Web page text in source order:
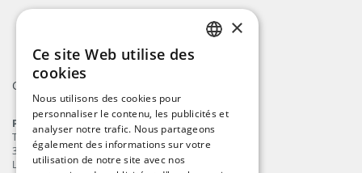
Contact
ProFlags B.V.
Tilbury 8
3897 AC,Zeewolde
Les Pays-Bas
GERMAN
FRENCH
×
Ce site Web utilise des
cookies
Nous utilisons des cookies pour
personnaliser le contenu, les publicités et
analyser notre trafic. Nous partageons
également des informations sur votre
utilisation de notre site avec nos